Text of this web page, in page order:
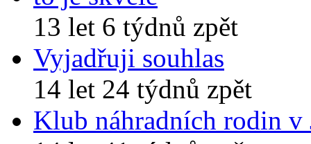
13 let 6 týdnů zpět
Vyjadřuji souhlas
14 let 24 týdnů zpět
Klub náhradních rodin v